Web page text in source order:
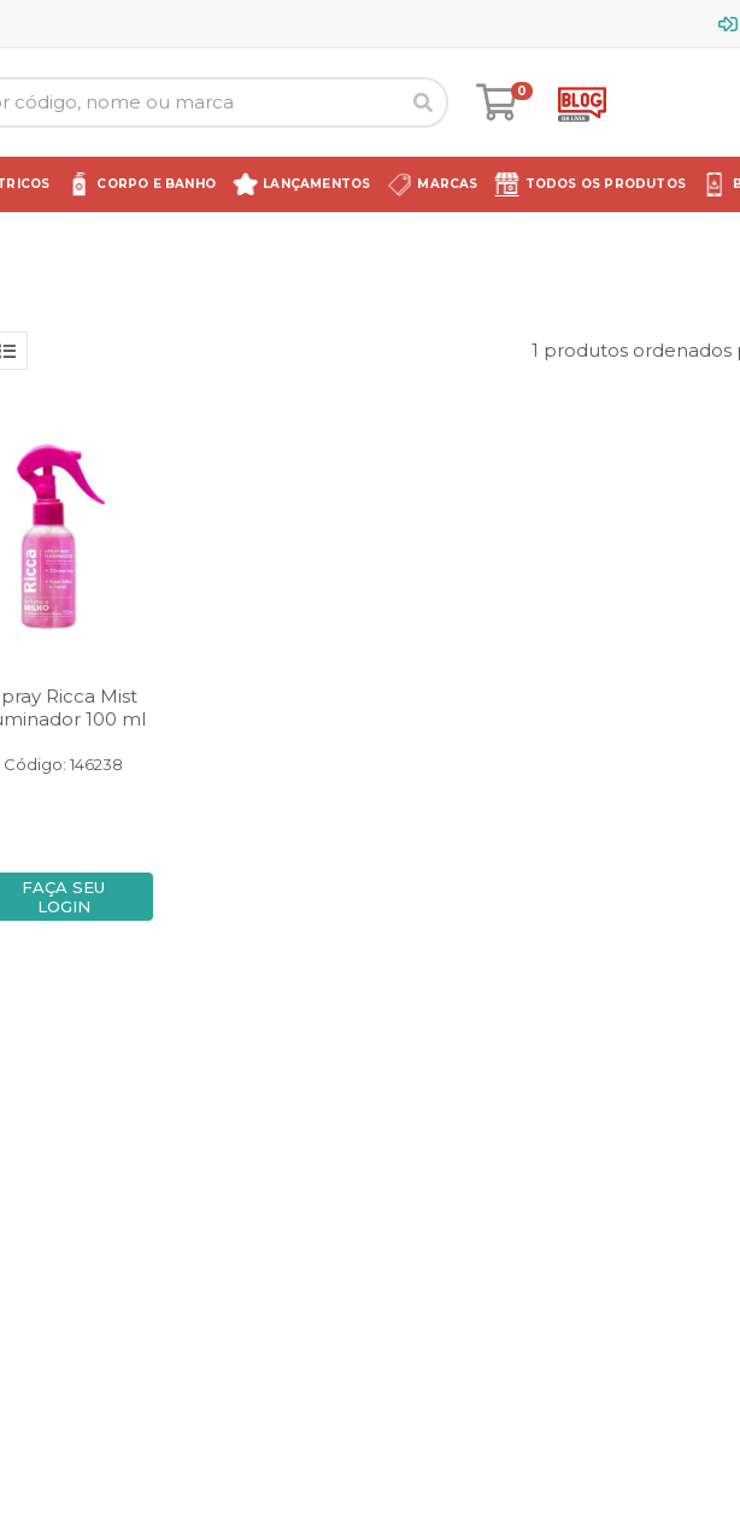
0
CORPO E BANHO LANÇAMENTOS MARCAS TODOS OS PRODUTOS
1 produtos ordenados
Ricca Mist
100 ml
Código: 146238
FAÇA SEU
LOGIN